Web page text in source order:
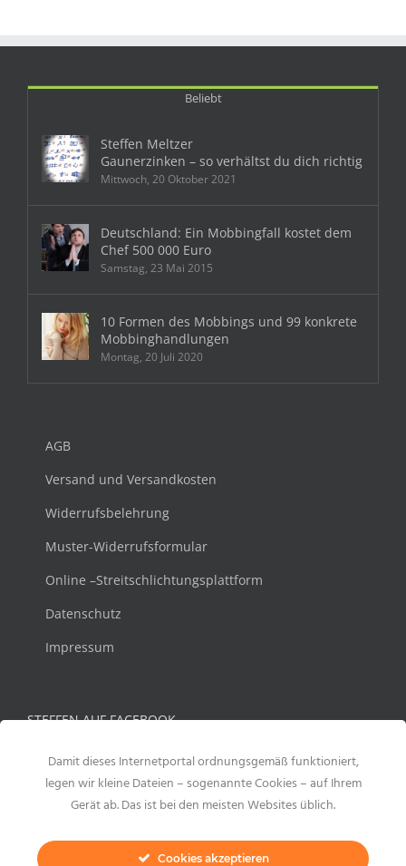
Beliebt
Steffen Meltzer
Gaunerzinken – so verhältst du dich richtig
Mittwoch, 20 Oktober 2021
Deutschland: Ein Mobbingfall kostet dem
Chef 500 000 Euro
Samstag, 23 Mai 2015
10 Formen des Mobbings und 99 konkrete
Mobbinghandlungen
Montag, 20 Juli 2020
AGB
Versand und Versandkosten
Widerrufsbelehrung
Muster-Widerrufsformular
Online –Streitschlichtungsplattform
Datenschutz
Impressum
STEFFEN AUF FACEBOOK
Damit dieses Internetportal ordnungsgemäß funktioniert,
legen wir kleine Dateien – sogenannte Cookies – auf Ihrem
Gerät ab. Das ist bei den meisten Websites üblich.
Cookies akzeptieren